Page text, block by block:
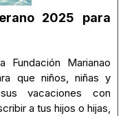
2025 para
Marianao
que niños, niñas y
vacaciones con
a tus hijos o hijas,